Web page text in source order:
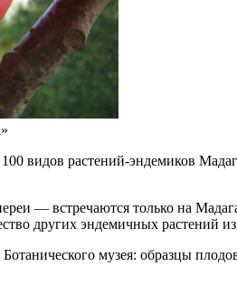
видов растений-эндемиков
— встречаются только на
других эндемичных растений
музея: образцы